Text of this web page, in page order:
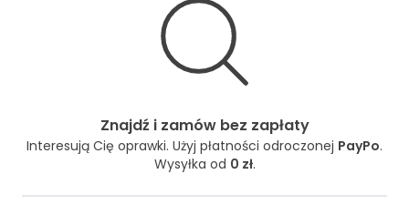
Znajdź i zamów bez zapłaty
Interesują Cię oprawki. Użyj płatności odroczonej PayPo.
Wysyłka od 0 zł.